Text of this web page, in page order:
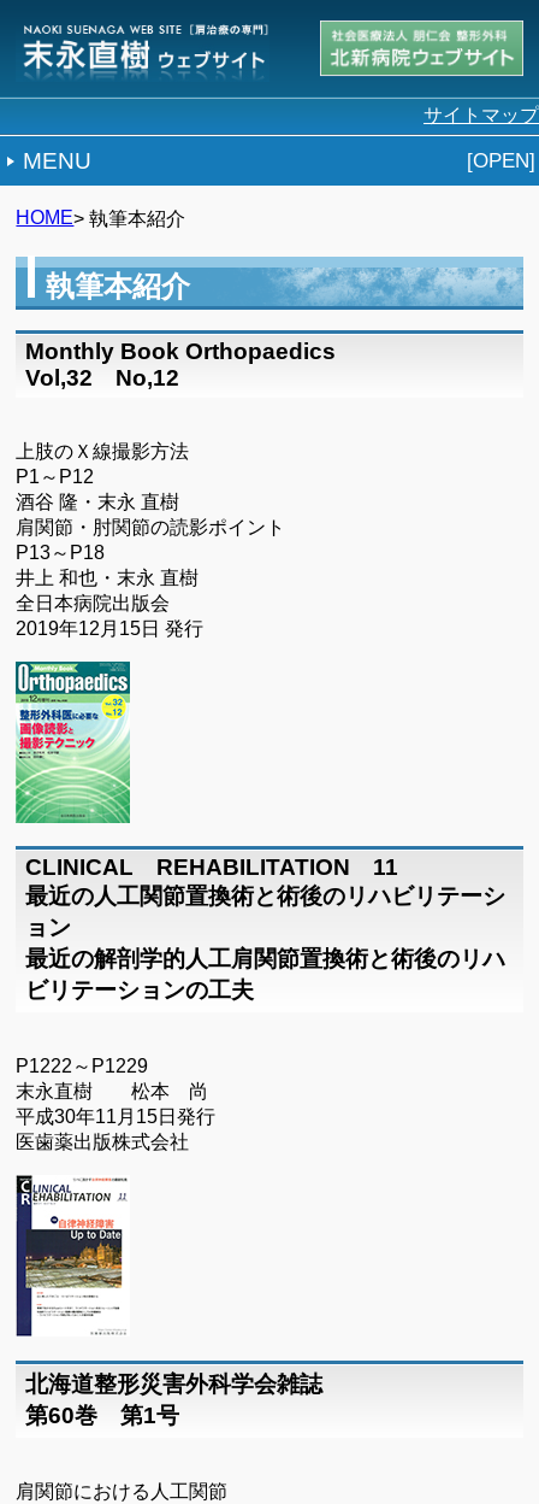
サイトマップ
MENU
HOME> 執筆本紹介
執筆本紹介
Monthly Book Orthopaedics
Vol,32 No,12
上肢のＸ線撮影方法
P1～P12
酒谷 隆・末永 直樹
肩関節・肘関節の読影ポイント
P13～P18
井上 和也・末永 直樹
全日本病院出版会
2019年12月15日 発行
CLINICAL REHABILITATION 11
最近の人工関節置換術と術後のリハビリテーシ
ョン
最近の解剖学的人工肩関節置換術と術後のリハ
ビリテーションの工夫
P1222～P1229
末永直樹 松本 尚
平成30年11月15日発行
医歯薬出版株式会社
北海道整形災害外科学会雑誌
第60巻 第1号
肩関節における人工関節